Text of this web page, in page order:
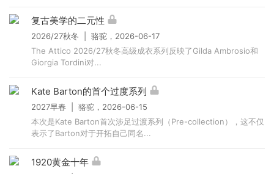
复古美学的二元性
2026/27秋冬 | 骆驼，2026-06-17
The Attico 2026/27秋冬高级成衣系列反映了Gilda Ambrosio和
Giorgia Tordini对...
Kate Barton的首个过度系列
2027早春 | 骆驼，2026-06-15
本次是Kate Barton首次涉足过渡系列‌（Pre-collection），这不仅
表示了Barton对于开拓自己同名...
1920黄金十年